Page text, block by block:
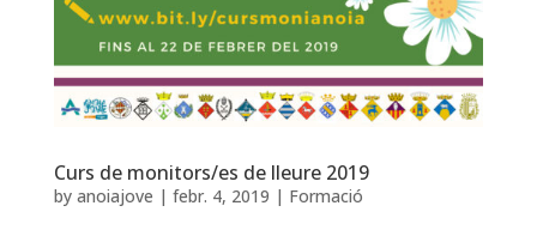
Curs de monitors/es de lleure 2019
by anoiajove | febr. 4, 2019 | Formació